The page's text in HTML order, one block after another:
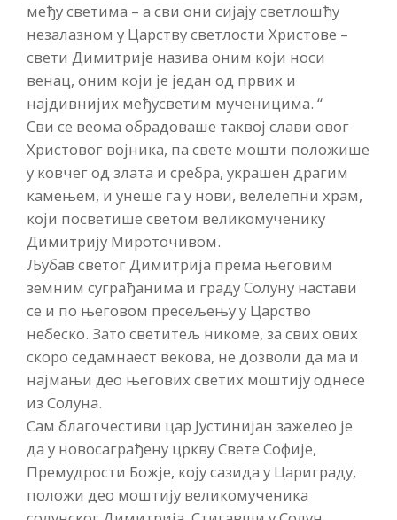
међу светима – а сви они сијају светлошћу
незалазном у Царству светлости Христове –
свети Димитрије назива оним који носи
венац, оним који је један од првих и
најдивнијих међусветим мученицима. “
Сви се веома обрадоваше таквој слави овог
Христовог војника, па свете мошти положише
у ковчег од злата и сребра, украшен драгим
камењем, и унеше га у нови, велелепни храм,
који посветише светом великомученику
Димитрију Мироточивом.
Љубав светог Димитрија према његовим
земним суграђанима и граду Солуну настави
се и по његовом пресељењу у Царство
небеско. Зато светитељ никоме, за свих ових
скоро седамнаест векова, не дозволи да ма и
најмањи део његових светих моштију однесе
из Солуна.
Сам благочестиви цар Јустинијан зажелео је
да у новосаграђену цркву Свете Софије,
Премудрости Божје, коју сазида у Цариграду,
положи део моштију великомученика